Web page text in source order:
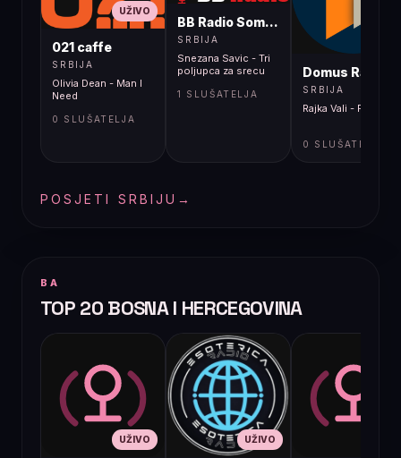
UŽIVO
021 caffe
SRBIJA
Olivia Dean - Man I
Need
0 SLUŠATELJA
BB Radio Sombor
SRBIJA
Snezana Savic - Tri
poljupca za srecu
1 SLUŠATELJA
Domus Radio
SRBIJA
Rajka Vali - Plavi dim
0 SLUŠATELJA
POSJETI SRBIJU →
BA
TOP 20 BOSNA I HERCEGOVINA
UŽIVO UŽIVO